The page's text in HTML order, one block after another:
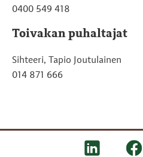
0400 549 418
Toivakan puhaltajat
Sihteeri, Tapio Joutulainen
014 871 666